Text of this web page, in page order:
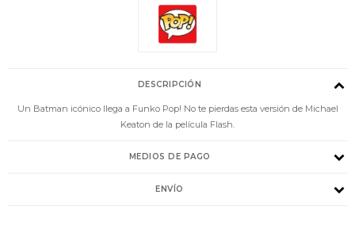
DESCRIPCIÓN
Un Batman icónico llega a Funko Pop! No te pierdas esta versión de Michael
Keaton de la película Flash.
MEDIOS DE PAGO
ENVÍO